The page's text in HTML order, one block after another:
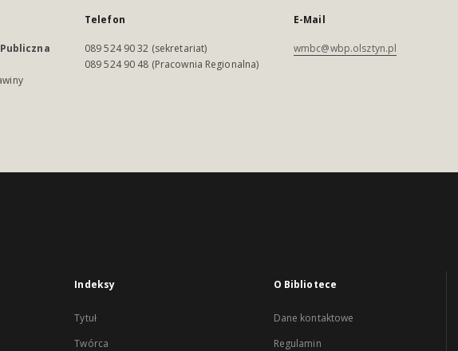
Telefon
089 524 90 32 (sekretariat)
089 524 90 48 (Pracownia Regionalna)
E-Mail
wmbc@wbp.olsztyn.pl
Indeksy
Tytuł
Twórca
O Bibliotece
Dane kontaktowe
Regulamin